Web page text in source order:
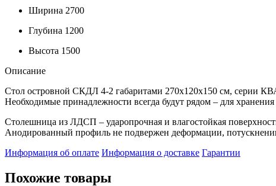
Ширина 2700
Глубина 1200
Высота 1500
Описание
Стол островной СКДЛ 4-2 габаритами 270х120х150 см, серии
Необходимые принадлежности всегда будут рядом – для
Столешница из ЛДСП – ударопрочная и влагостойкая
Анодированный профиль не подвержен деформации,
Информация об оплате Информация о доставке Гарантии
Похожие товары